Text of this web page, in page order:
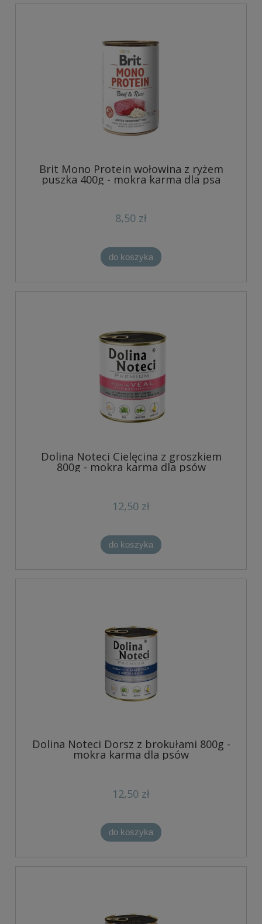
Brit Mono Protein wołowina z ryżem
puszka 400g - mokra karma dla psa
8,50 zł
do koszyka
Dolina Noteci Cielęcina z groszkiem
800g - mokra karma dla psów
12,50 zł
do koszyka
Dolina Noteci Dorsz z brokułami 800g -
mokra karma dla psów
12,50 zł
do koszyka